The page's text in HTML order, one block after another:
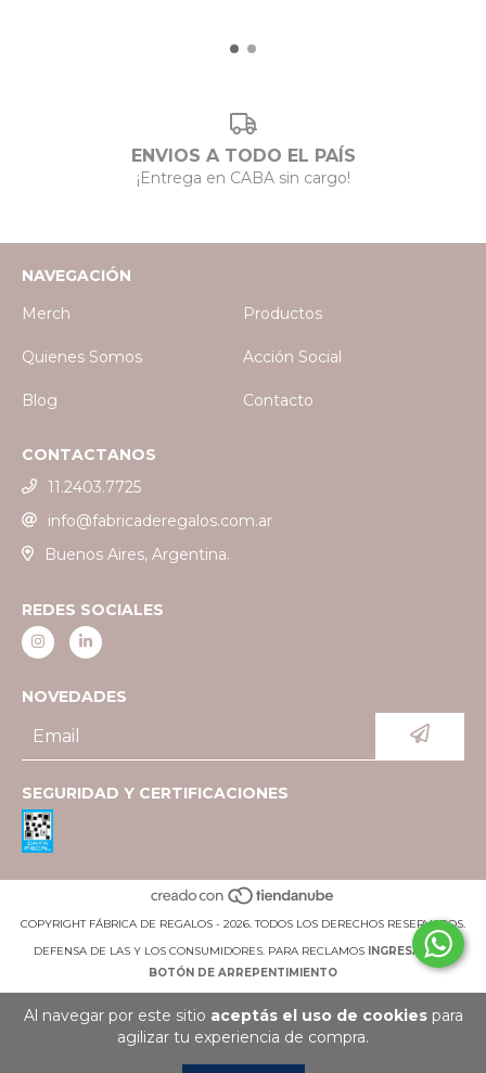
Al navegar por este sitio aceptás el uso de cookiespara
agilizar tu experiencia de compra.
ENVIOS A TODO EL PAÍS
¡Entrega en CABA sin cargo!
NAVEGACIÓN
Merch
Productos
Quienes Somos Acción Social
Blog Contacto
CONTACTANOS
11.2403.7725
info@fabricaderegalos.com.ar
Buenos Aires, Argentina.
REDES SOCIALES
NOVEDADES
SEGURIDAD Y CERTIFICACIONES
COPYRIGHT FÁBRICA DE REGALOS - 2026. TODOS LOS DERECHOS RESERVADOS.
DEFENSA DE LAS Y LOS CONSUMIDORES. PARA RECLAMOS
INGRESÁ ACÁ.
BOTÓN DE ARREPENTIMIENTO